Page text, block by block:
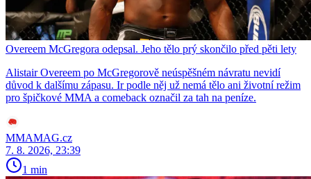
Overeem McGregora odepsal. Jeho tělo prý skončilo před pěti lety
Alistair Overeem po McGregorově neúspěšném návratu nevidí
důvod k dalšímu zápasu. Ir podle něj už nemá tělo ani životní režim
pro špičkové MMA a comeback označil za tah na peníze.
MMAMAG.cz
7. 8. 2026, 23:39
1 min